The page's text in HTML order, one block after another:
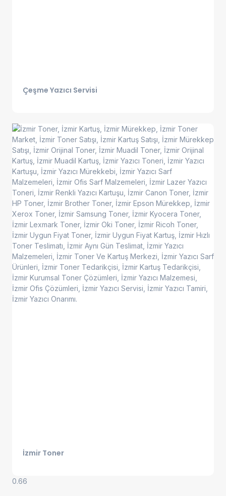
Çeşme Yazıcı Servisi
İzmir Toner